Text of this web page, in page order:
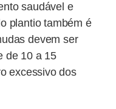
saudável e
plantio também é
devem ser
de 10 a 15
excessivo dos